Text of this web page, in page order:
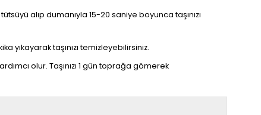
alıp dumanıyla 15-20 saniye boyunca taşınızı
yıkayarak taşınızı temizleyebilirsiniz.
olur. Taşınızı 1 gün toprağa gömerek